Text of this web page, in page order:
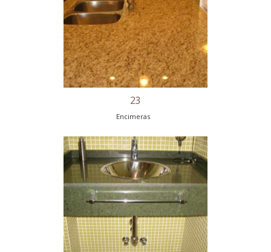
20
Encimeras